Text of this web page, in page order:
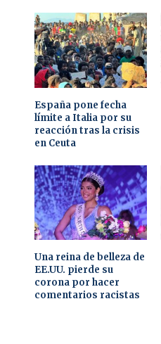
España pone fecha
límite a Italia por su
reacción tras la crisis
en Ceuta
Una reina de belleza de
EE.UU. pierde su
corona por hacer
comentarios racistas